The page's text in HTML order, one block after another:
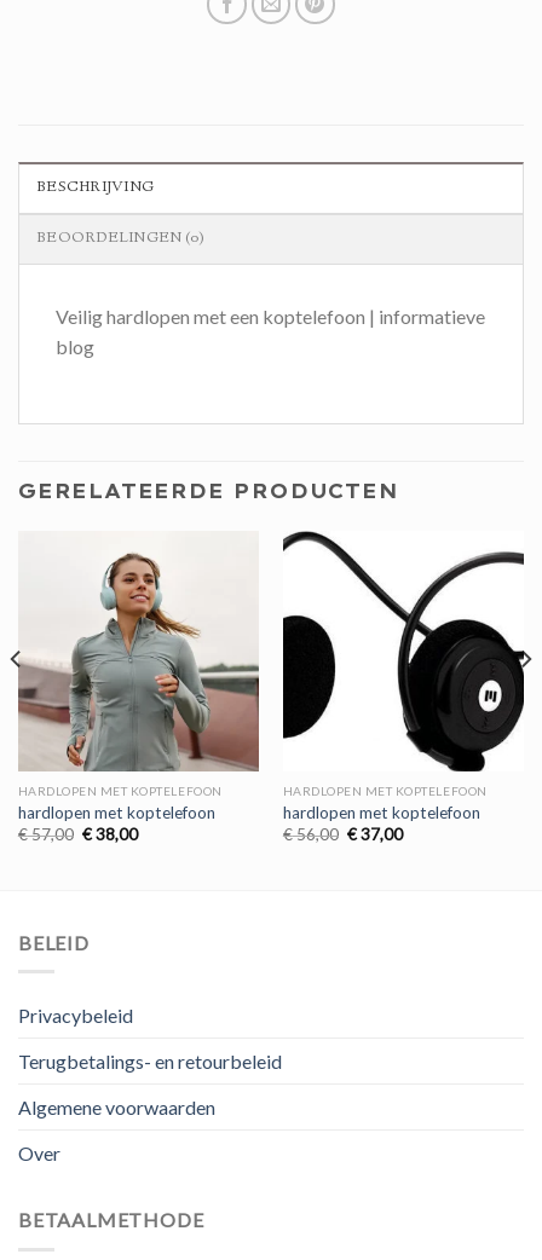
BESCHRIJVING
BEOORDELINGEN (0)
Veilig hardlopen met een koptelefoon | informatieve
blog
GERELATEERDE PRODUCTEN
HARDLOPEN MET KOPTELEFOON
hardlopen met koptelefoon
€57,00 Oorspronkelijke
€38,00Huidige
HARDLOPEN MET KOPTELEFOON
hardlopen met koptelefoon
€56,00 Oorspronkelijke
€37,00Huidige
BELEID
Privacybeleid
Terugbetalings- en retourbeleid
Algemene voorwaarden
Over
BETAALMETHODE